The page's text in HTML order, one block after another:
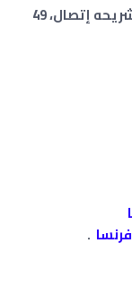
سعر ساعة ابل الترا (نظام تحديد المواقع + شريحه إتصال، 49
.